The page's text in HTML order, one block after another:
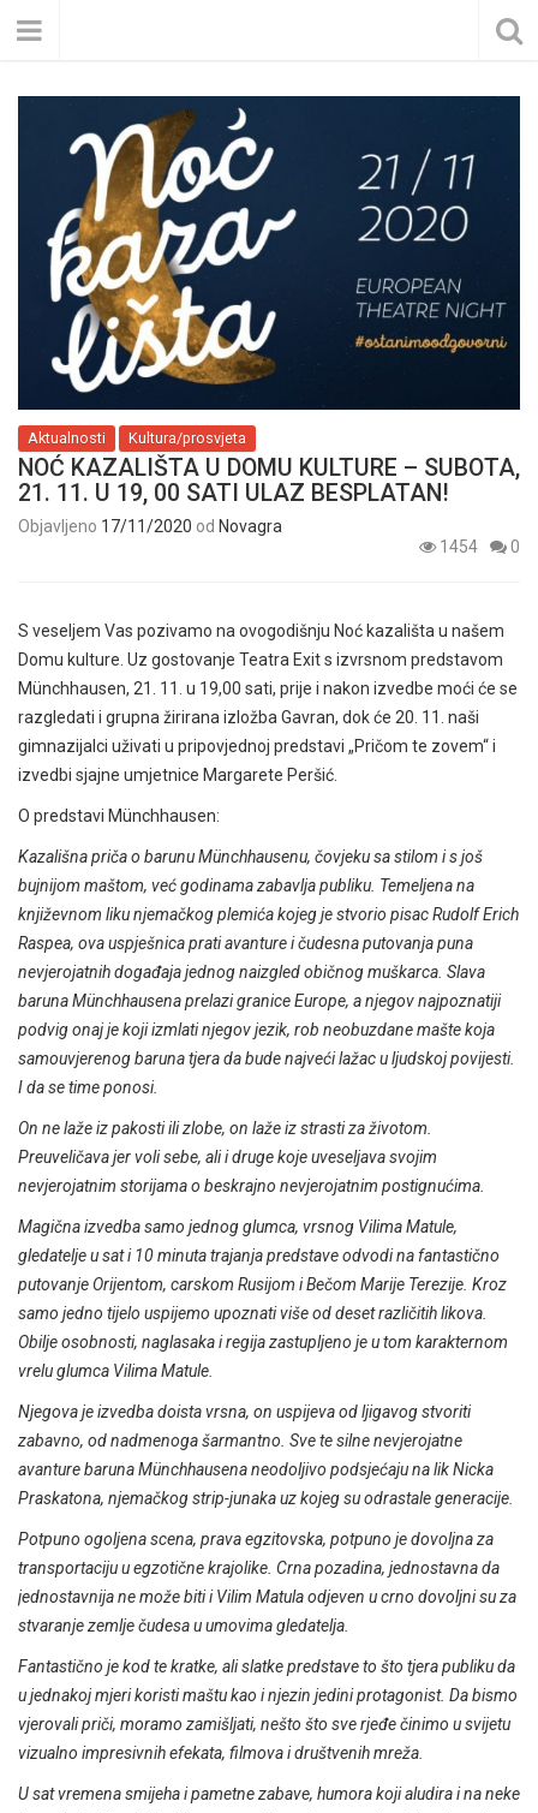
Aktualnosti Kultura/prosvjeta
NOĆ KAZALIŠTA U DOMU KULTURE – SUBOTA,
21. 11. U 19, 00 SATI ULAZ BESPLATAN!
Objavljeno 17/11/2020 od Novagra
1454
0
S veseljem Vas pozivamo na ovogodišnju Noć kazališta u našem
Domu kulture. Uz gostovanje Teatra Exit s izvrsnom predstavom
Münchhausen, 21. 11. u 19,00 sati, prije i nakon izvedbe moći će se
razgledati i grupna žirirana izložba Gavran, dok će 20. 11. naši
gimnazijalci uživati u pripovjednoj predstavi „Pričom te zovem“ i
izvedbi sjajne umjetnice Margarete Peršić.
O predstavi Münchhausen:
Kazališna priča o barunu Münchhausenu, čovjeku sa stilom i s još
bujnijom maštom, već godinama zabavlja publiku. Temeljena na
književnom liku njemačkog plemića kojeg je stvorio pisac Rudolf Erich
Raspea, ova uspješnica prati avanture i čudesna putovanja puna
nevjerojatnih događaja jednog naizgled običnog muškarca. Slava
baruna Münchhausena prelazi granice Europe, a njegov najpoznatiji
podvig onaj je koji izmlati njegov jezik, rob neobuzdane mašte koja
samouvjerenog baruna tjera da bude najveći lažac u ljudskoj povijesti.
I da se time ponosi.
On ne laže iz pakosti ili zlobe, on laže iz strasti za životom.
Preuveličava jer voli sebe, ali i druge koje uveseljava svojim
nevjerojatnim storijama o beskrajno nevjerojatnim postignućima.
Magična izvedba samo jednog glumca, vrsnog Vilima Matule,
gledatelje u sat i 10 minuta trajanja predstave odvodi na fantastično
putovanje Orijentom, carskom Rusijom i Bečom Marije Terezije. Kroz
samo jedno tijelo uspijemo upoznati više od deset različitih likova.
Obilje osobnosti, naglasaka i regija zastupljeno je u tom karakternom
vrelu glumca Vilima Matule.
Njegova je izvedba doista vrsna, on uspijeva od ljigavog stvoriti
zabavno, od nadmenoga šarmantno. Sve te silne nevjerojatne
avanture baruna Münchhausena neodoljivo podsjećaju na lik Nicka
Praskatona, njemačkog strip-junaka uz kojeg su odrastale generacije.
Potpuno ogoljena scena, prava egzitovska, potpuno je dovoljna za
transportaciju u egzotične krajolike. Crna pozadina, jednostavna da
jednostavnija ne može biti i Vilim Matula odjeven u crno dovoljni su za
stvaranje zemlje čudesa u umovima gledatelja.
Fantastično je kod te kratke, ali slatke predstave to što tjera publiku da
u jednakoj mjeri koristi maštu kao i njezin jedini protagonist. Da bismo
vjerovali priči, moramo zamišljati, nešto što sve rjeđe činimo u svijetu
vizualno impresivnih efekata, filmova i društvenih mreža.
U sat vremena smijeha i pametne zabave, humora koji aludira i na neke